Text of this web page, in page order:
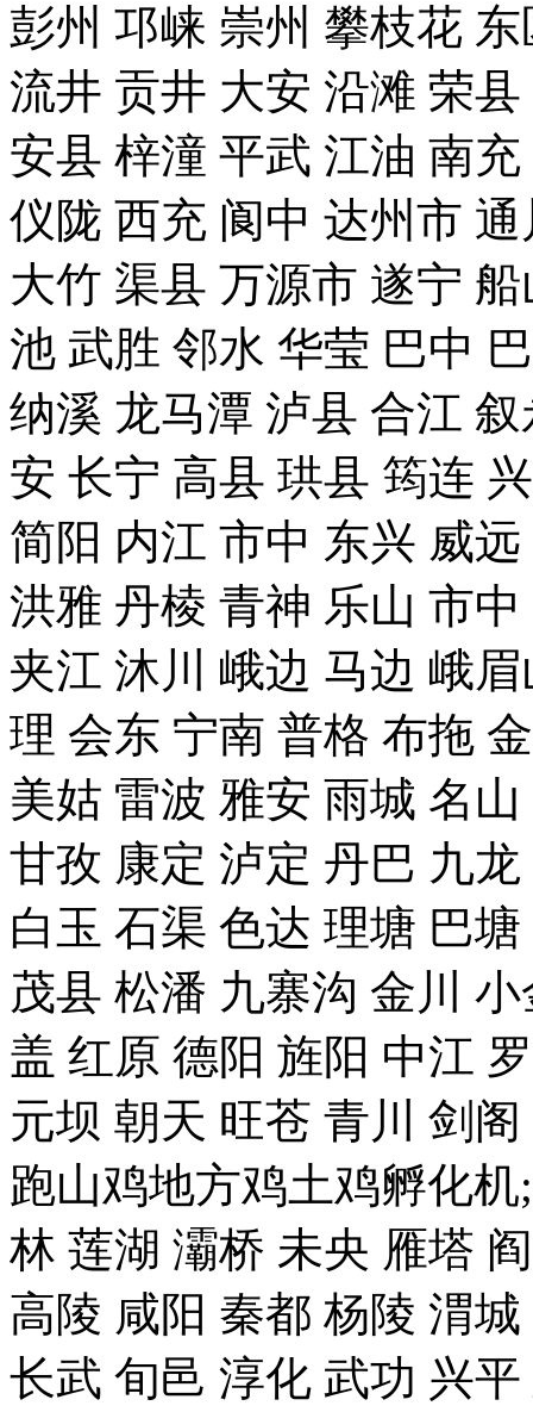
彭州 邛崃 崇州 攀枝花
流井 贡井 大安 沿滩 荣
安县 梓潼 平武 江油 南
仪陇 西充 阆中 达州市
大竹 渠县 万源市 遂宁
池 武胜 邻水 华莹 巴中
纳溪 龙马潭 泸县 合江
安 长宁 高县 珙县 筠连
简阳 内江 市中 东兴 威
洪雅 丹棱 青神 乐山 市
夹江 沐川 峨边 马边 峨
理 会东 宁南 普格 布拖
美姑 雷波 雅安 雨城 名
甘孜 康定 泸定 丹巴 九
白玉 石渠 色达 理塘 巴
茂县 松潘 九寨沟 金川
盖 红原 德阳 旌阳 中江
元坝 朝天 旺苍 青川 剑
跑山鸡地方鸡土鸡孵化机
林 莲湖 灞桥 未央 雁塔
高陵 咸阳 秦都 杨陵 渭
长武 旬邑 淳化 武功 兴